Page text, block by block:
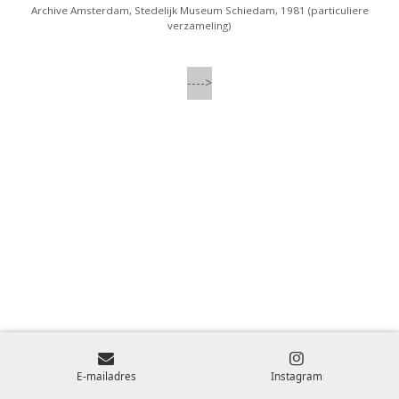
Archive Amsterdam, Stedelijk Museum Schiedam, 1981 (particuliere
verzameling)
---->
E-mailadres Instagram